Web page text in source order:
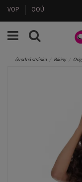
VOP OOÚ
Úvodná stránka Bikiny